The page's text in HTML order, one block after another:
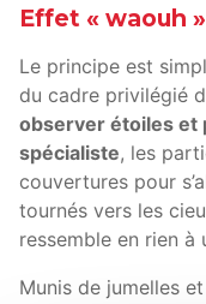
Effet « waouh
Le principe est
du cadre privilégié
observer étoiles et
spécialiste, les
couvertures pour
tournés vers les
ressemble en rien à
Munis de jumelles